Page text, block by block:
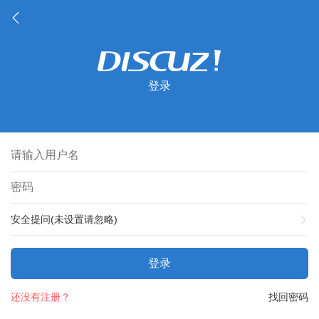
登录
安全提问(未设置请忽略)
登录
找回密码
还没有注册？